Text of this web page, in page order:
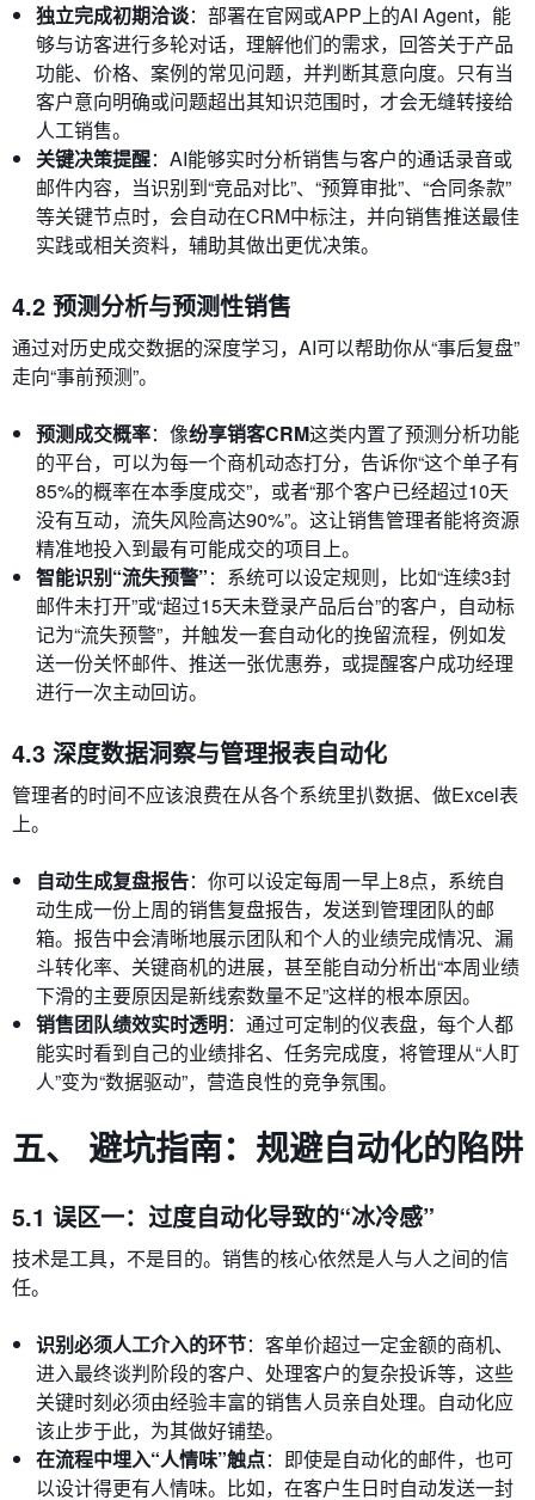
独立完成初期洽谈：部署在官网或APP上的AI Agent，能
够与访客进行多轮对话，理解他们的需求，回答关于产品
功能、价格、案例的常见问题，并判断其意向度。只有当
客户意向明确或问题超出其知识范围时，才会无缝转接给
人工销售。
关键决策提醒：AI能够实时分析销售与客户的通话录音或
邮件内容，当识别到“竞品对比”、“预算审批”、“合同条款”
等关键节点时，会自动在CRM中标注，并向销售推送最佳
实践或相关资料，辅助其做出更优决策。
4.2 预测分析与预测性销售
通过对历史成交数据的深度学习，AI可以帮助你从“事后复盘”
走向“事前预测”。
预测成交概率：像纷享销客CRM这类内置了预测分析功能
的平台，可以为每一个商机动态打分，告诉你“这个单子有
85%的概率在本季度成交”，或者“那个客户已经超过10天
没有互动，流失风险高达90%”。这让销售管理者能将资源
精准地投入到最有可能成交的项目上。
智能识别“流失预警”：系统可以设定规则，比如“连续3封
邮件未打开”或“超过15天未登录产品后台”的客户，自动标
记为“流失预警”，并触发一套自动化的挽留流程，例如发
送一份关怀邮件、推送一张优惠券，或提醒客户成功经理
进行一次主动回访。
4.3 深度数据洞察与管理报表自动化
管理者的时间不应该浪费在从各个系统里扒数据、做Excel表
上。
自动生成复盘报告：你可以设定每周一早上8点，系统自
动生成一份上周的销售复盘报告，发送到管理团队的邮
箱。报告中会清晰地展示团队和个人的业绩完成情况、漏
斗转化率、关键商机的进展，甚至能自动分析出“本周业绩
下滑的主要原因是新线索数量不足”这样的根本原因。
销售团队绩效实时透明：通过可定制的仪表盘，每个人都
能实时看到自己的业绩排名、任务完成度，将管理从“人盯
人”变为“数据驱动”，营造良性的竞争氛围。
五、 避坑指南：规避自动化的陷阱
5.1 误区一：过度自动化导致的“冰冷感”
技术是工具，不是目的。销售的核心依然是人与人之间的信
任。
识别必须人工介入的环节：客单价超过一定金额的商机、
进入最终谈判阶段的客户、处理客户的复杂投诉等，这些
关键时刻必须由经验丰富的销售人员亲自处理。自动化应
该止步于此，为其做好铺垫。
在流程中埋入“人情味”触点：即使是自动化的邮件，也可
以设计得更有人情味。比如，在客户生日时自动发送一封